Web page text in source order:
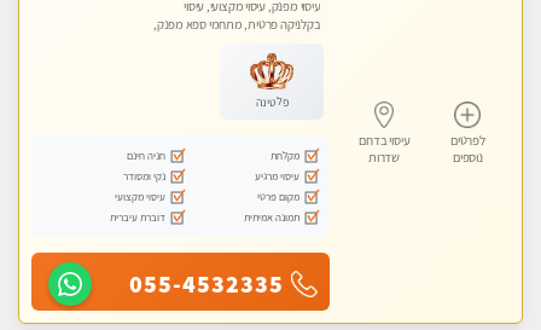
לפרטים
נוספים
עיסוי בדרום
שדרות
עיסוי מפנק, עיסוי מקצועי, עיסוי
בקלניקה פרטית, מתחמי ספא מפנק,
טנטרה
פלטינה
מקלחת
חניה חינם
עיסוי מרגיע
נקי ומסודר
מקום פרטי
עיסוי מקצועי
תמונה אמיתית
דוברת עיברית
055-4532335